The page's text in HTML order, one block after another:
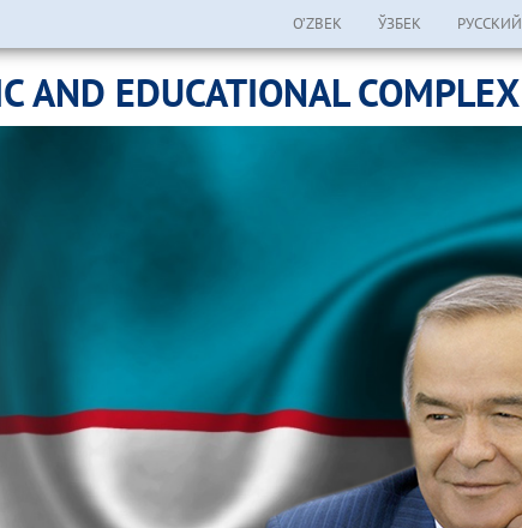
O’ZBEK ЎЗБЕК РУССКИЙ
AND EDUCATIONAL COMPLEX